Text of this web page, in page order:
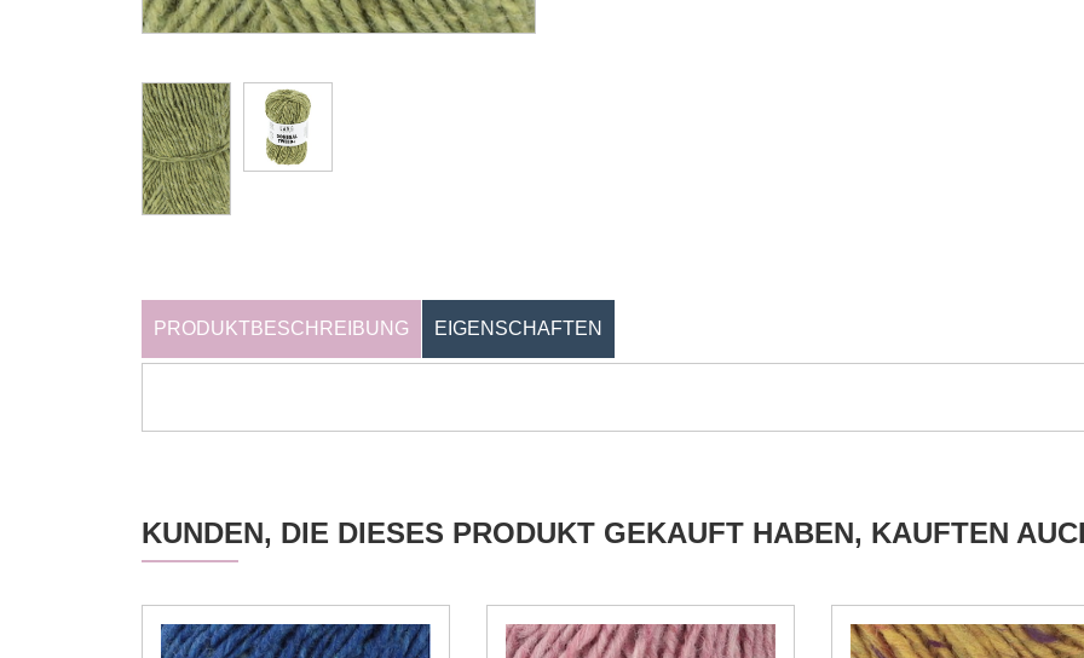
PRODUKTBESCHREIBUNG EIGENSCHAFTEN
KUNDEN, DIE DIESES PRODUKT GEKAUFT HABEN, KAUFTEN